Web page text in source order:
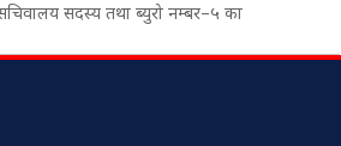
सदस्य तथा ब्युरो नम्बर–५ का